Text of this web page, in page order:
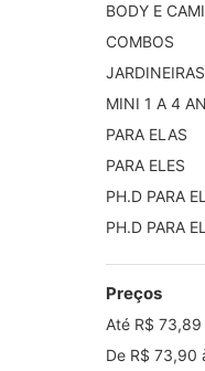
BODY E
COMBOS
MINI 1 A 4
PARA ELAS
PARA ELES
PH.D PARA
PH.D PARA
Preços
Até R$ 73,89
De R$ 73,90